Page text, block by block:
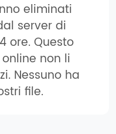
eliminati
server di
ore. Questo
non li
Nessuno ha
file.